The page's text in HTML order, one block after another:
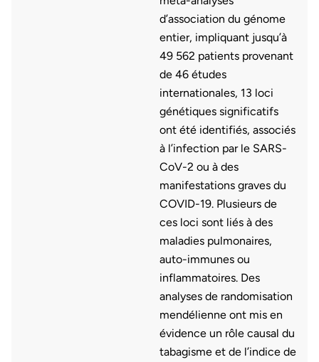
d’association du génome
entier, impliquant jusqu’à
49 562 patients provenant
de 46 études
internationales, 13 loci
génétiques significatifs
ont été identifiés, associés
à l’infection par le SARS-
CoV-2 ou à des
manifestations graves du
COVID-19. Plusieurs de
ces loci sont liés à des
maladies pulmonaires,
auto-immunes ou
inflammatoires. Des
analyses de randomisation
mendélienne ont mis en
évidence un rôle causal du
tabagisme et de l’indice de